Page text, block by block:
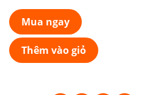
Mua ngay
Thêm vào giỏ